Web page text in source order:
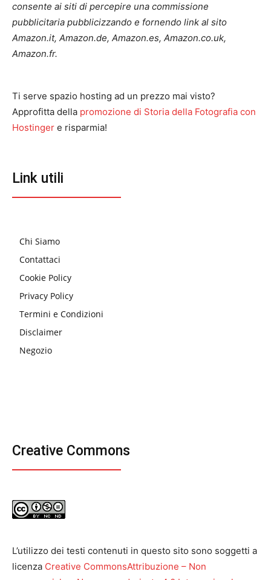
consente ai siti di percepire una commissione
pubblicitaria pubblicizzando e fornendo link al sito
Amazon.it, Amazon.de, Amazon.es, Amazon.co.uk,
Amazon.fr.
Ti serve spazio hosting ad un prezzo mai visto?
Approfitta della promozione di Storia della Fotografia con
Hostinger e risparmia!
Link utili
Chi Siamo
Contattaci
Cookie Policy
Privacy Policy
Termini e Condizioni
Disclaimer
Negozio
Creative Commons
L’utilizzo dei testi contenuti in questo sito sono soggetti a
licenza Creative CommonsAttribuzione – Non